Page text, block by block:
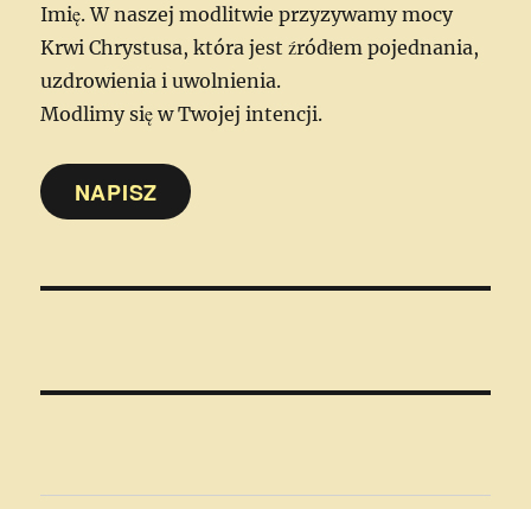
Imię. W naszej modlitwie przyzywamy mocy
Krwi Chrystusa, która jest źródłem pojednania,
uzdrowienia i uwolnienia.
Modlimy się w Twojej intencji.
NAPISZ